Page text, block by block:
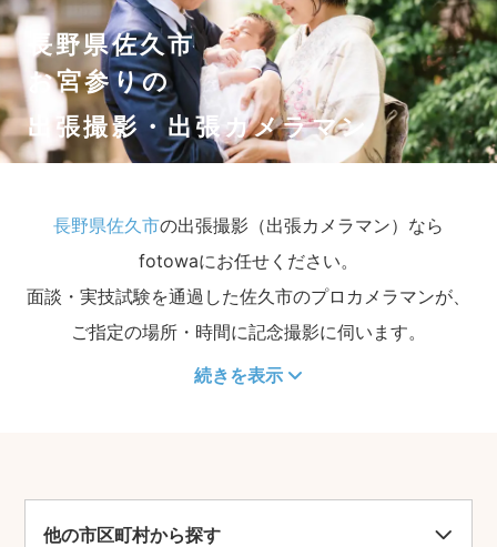
長野県佐久市
お宮参りの
出張撮影・出張カメラマン
長野県佐久市の出張撮影（出張カメラマン）なら
fotowaにお任せください。
面談・実技試験を通過した佐久市のプロカメラマンが、
ご指定の場所・時間に記念撮影に伺います。
続きを表示
他の市区町村から探す